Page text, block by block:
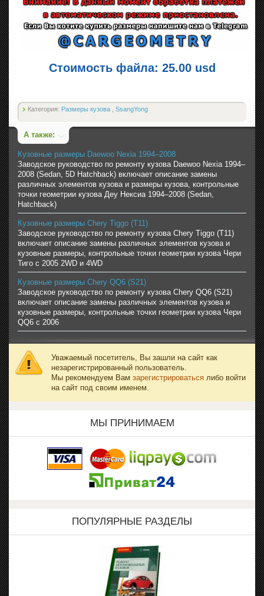
Стоимость файла: 25.00 usd
Категория: Размеры кузова SsangYong
А также:
Кузовные размеры Daewoo Nexia 1994–2008
Заводское руководство по ремонту кузова Daewoo Nexia 1994–
2008 (Sedan, 5D Hatchback) включает описание замены
различных элементов кузова и размеры кузова, контрольные
точки геометрии кузова Деу Нексиа 1994–2008 (Sedan,
Hatchback)
Кузовные размеры Chery Tiggo (T11)
Заводское руководство по ремонту кузова Chery Tiggo (T11)
включает описание замены различных элементов кузова и
кузовные размеры, контрольные точки геометрии кузова Чери
Тиго с 2005 2WD и 4WD
Кузовные размеры Chery QQ6 (S21)
Заводское руководство по ремонту кузова Chery QQ6 (S21)
включает описание замены различных элементов кузова и
кузовные размеры, контрольные точки геометрии кузова Чери
QQ6 с 2006
Уважаемый посетитель, Вы зашли на сайт как
незарегистрированный пользователь.
Мы рекомендуем Вам зарегистрироваться либо войти
на сайт под своим именем.
МЫ ПРИНИМАЕМ
ПОПУЛЯРНЫЕ РАЗДЕЛЫ